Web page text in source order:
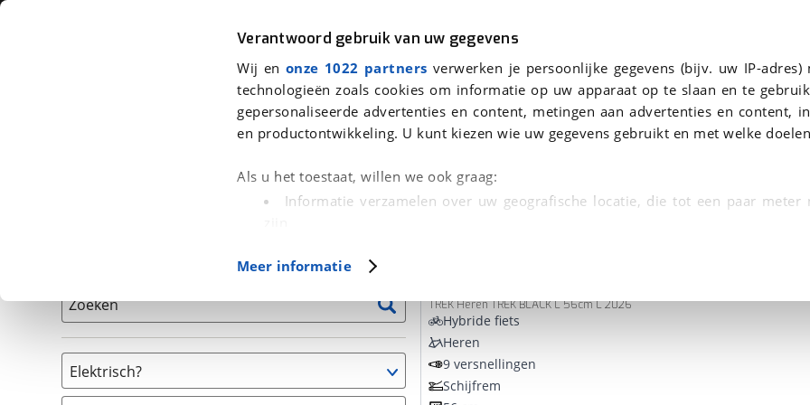
Verantwoord gebruik van uw gegevens
Wij en onze 1022 partners verwerken je persoonlijke gegevens (bijv. uw IP-adres)
technologieën zoals cookies om informatie op uw apparaat op te slaan en te
gepersonaliseerde advertenties en content, metingen aan advertenties en content,
en productontwikkeling. U kunt kiezen wie uw gegevens gebruikt en met welke
Als u het toestaat, willen we ook graag:
Informatie verzamelen over uw geografische locatie, die tot een paar meter
(fingerprinting)
in. U kunt uw toestemming op elk moment wijzigen of
Cookieverklaring.
Met cookies en vergelijkbare technieken zorgen we voor een betere en meer
Functionele cookies zorgen ervoor dat de website goed werkt. Ook gebruiken we
Meer informatie
Auto Fiets Motor
We hebben 1 fiets voor je gevonden
Zoeken
Elektrisch?
Ja, E-bike (1)
TREK Heren TREK BLACK L 56cm L 2026
Hybride fiets
Heren
9 versnellingen
Schijfrem